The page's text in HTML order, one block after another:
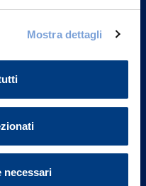
Mostra dettagli
necessari